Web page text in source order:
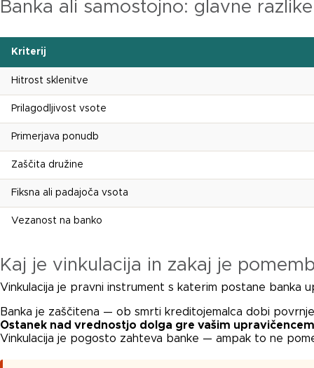
Banka ali samostojno: glavne razlike
Kriterij
Hitrost sklenitve
Prilagodljivost vsote
Primerjava ponudb
Zaščita družine
Fiksna ali padajoča vsota
Vezanost na banko
Kaj je vinkulacija in zakaj je
Vinkulacija je pravni instrument s katerim postane banka
Banka je zaščitena — ob smrti kreditojemalca dobi
Ostanek nad vrednostjo dolga gre vašim upravičencem
Vinkulacija je pogosto zahteva banke — ampak to ne